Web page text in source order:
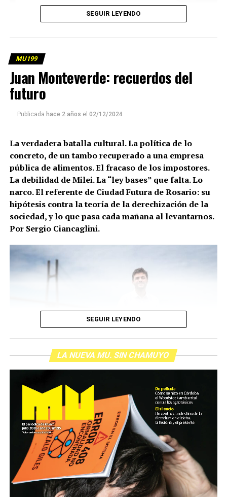
impostores. La debilidad de Milei. La “ley bases” que
falta. Lo narco. El referente de Ciudad Futura de
mañana al levantarnos.
Por Sergio Ciancaglini
(más…)
Parte de Bella Flor reflejada en un espejo encontrado en la
SEGUIR LEYENDO
MU199
Juan Monteverde: recuerdos del
futuro
Publicada hace 2 años el 02/12/2024
La verdadera batalla cultural. La política de lo
concreto, de un tambo recuperado a una empresa
pública de alimentos. El fracaso de los impostores.
La debilidad de Milei. La “ley bases” que falta. Lo
narco. El referente de Ciudad Futura de Rosario: su
hipótesis contra la teoría de la derechización de la
sociedad, y lo que pasa cada mañana al levantarnos.
Por Sergio Ciancaglini.
SEGUIR LEYENDO
LA NUEVA MU. SIN CHAMUYO